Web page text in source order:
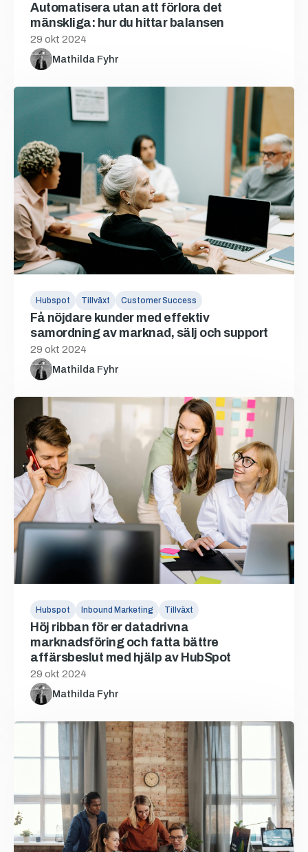
Automatisera utan att förlora det
mänskliga: hur du hittar balansen
29 okt 2024
Mathilda Fyhr
Hubspot Tillväxt Customer Success
Få nöjdare kunder med effektiv
samordning av marknad, sälj och support
29 okt 2024
Mathilda Fyhr
Hubspot Inbound Marketing Tillväxt
Höj ribban för er datadrivna
marknadsföring och fatta bättre
affärsbeslut med hjälp av HubSpot
29 okt 2024
Mathilda Fyhr